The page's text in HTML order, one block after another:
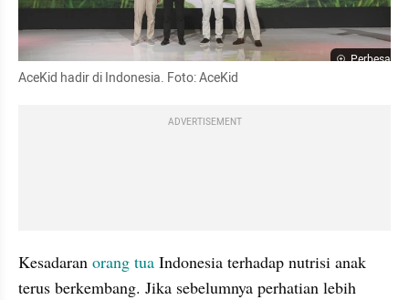
Perbesar
AceKid hadir di Indonesia. Foto: AceKid
ADVERTISEMENT
Kesadaran orang tua Indonesia terhadap nutrisi anak
terus berkembang. Jika sebelumnya perhatian lebih